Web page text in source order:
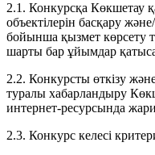
2.1. Конкурсқа Көкшетау
объектілерін басқару
бойынша қызмет көрсету
шарты бар ұйымдар
2.2. Конкурсты өткізу
туралы хабарландыру
интернет-ресурсында
2.3. Конкурс келесі